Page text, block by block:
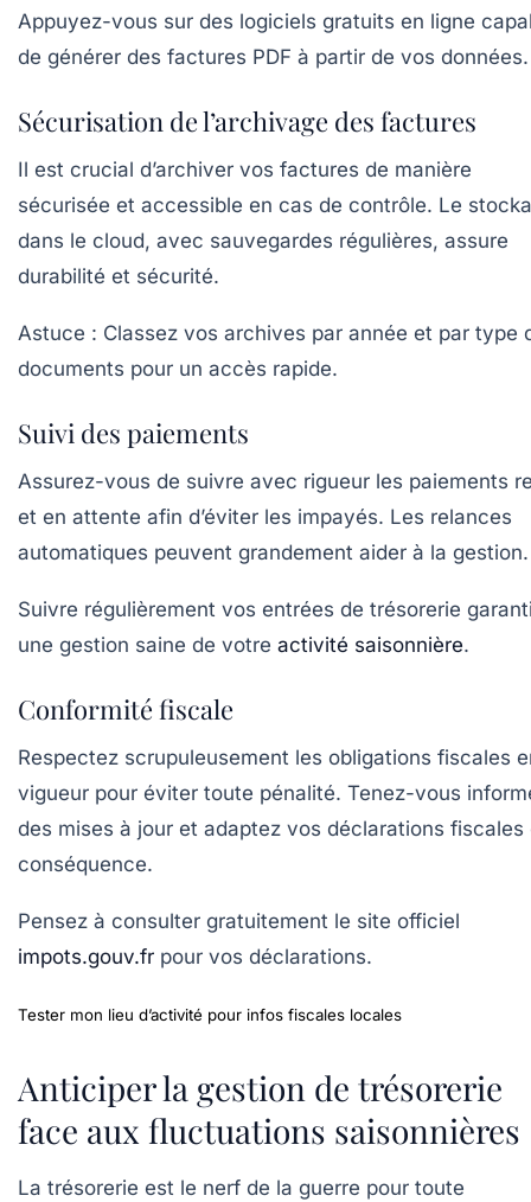
Appuyez-vous sur des logiciels gratuits en ligne
de générer des factures PDF à partir de vos données.
Sécurisation de l’archivage des factures
Il est crucial d’archiver vos factures de manière
sécurisée et accessible en cas de contrôle. Le
dans le cloud, avec sauvegardes régulières, assure
durabilité et sécurité.
Astuce : Classez vos archives par année et par type
documents pour un accès rapide.
Suivi des paiements
Assurez-vous de suivre avec rigueur les paiements
et en attente afin d’éviter les impayés. Les relances
automatiques peuvent grandement aider à la gestion.
Suivre régulièrement vos entrées de trésorerie
une gestion saine de votre activité saisonnière.
Conformité fiscale
Respectez scrupuleusement les obligations fiscales
vigueur pour éviter toute pénalité. Tenez-vous
des mises à jour et adaptez vos déclarations fiscales
conséquence.
Pensez à consulter gratuitement le site officiel
impots.gouv.fr pour vos déclarations.
Tester mon lieu d’activité pour infos fiscales locales
Anticiper la gestion de trésorerie
face aux fluctuations saisonnières
La trésorerie est le nerf de la guerre pour toute